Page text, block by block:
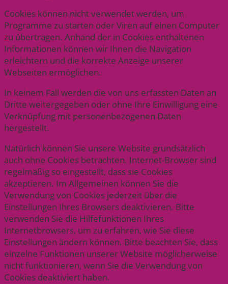
Cookies können nicht verwendet werden, um
Programme zu starten oder Viren auf einen Computer
zu übertragen. Anhand der in Cookies enthaltenen
Informationen können wir Ihnen die Navigation
erleichtern und die korrekte Anzeige unserer
Webseiten ermöglichen.
In keinem Fall werden die von uns erfassten Daten an
Dritte weitergegeben oder ohne Ihre Einwilligung eine
Verknüpfung mit personenbezogenen Daten
hergestellt.
Natürlich können Sie unsere Website grundsätzlich
auch ohne Cookies betrachten. Internet-Browser sind
regelmäßig so eingestellt, dass sie Cookies
akzeptieren. Im Allgemeinen können Sie die
Verwendung von Cookies jederzeit über die
Einstellungen Ihres Browsers deaktivieren. Bitte
verwenden Sie die Hilfefunktionen Ihres
Internetbrowsers, um zu erfahren, wie Sie diese
Einstellungen ändern können. Bitte beachten Sie, dass
einzelne Funktionen unserer Website möglicherweise
nicht funktionieren, wenn Sie die Verwendung von
Cookies deaktiviert haben.